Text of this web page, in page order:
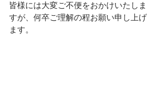
皆様には大変ご不便をおかけいたしま
すが、何卒ご理解の程お願い申し上げ
ます。